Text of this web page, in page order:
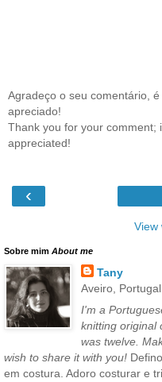
Agradeço o seu comentário,
apreciado!
Thank you for your comment;
appreciated!
‹
View
Sobre mim About me
Tany
Aveiro, Portugal
I'm a
knitting original
was twelve.
wish to share it with you!
em costura. Adoro costurar e